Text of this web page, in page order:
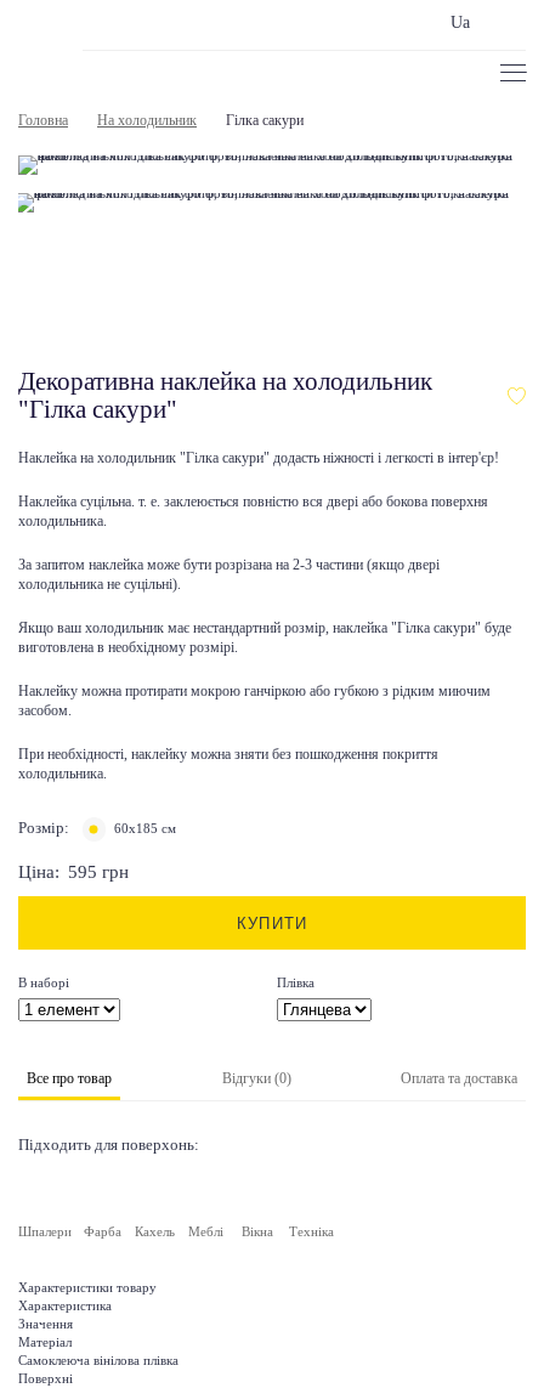
Ua
Головна На холодильник Гілка сакури
Декоративна наклейка на холодильник
"Гілка сакури"
Наклейка на холодильник "Гілка сакури" додасть ніжності і легкості в інтер'єр!
Наклейка суцільна. т. е. заклеюється повністю вся двері або бокова поверхня
холодильника.
За запитом наклейка може бути розрізана на 2-3 частини (якщо двері
холодильника не суцільні).
Якщо ваш холодильник має нестандартний розмір, наклейка "Гілка сакури" буде
виготовлена ​​в необхідному розмірі.
Наклейку можна протирати мокрою ганчіркою або губкою з рідким миючим
засобом.
При необхідності, наклейку можна зняти без пошкодження покриття
холодильника.
Розмір: 60x185 см
Ціна: 595 грн
КУПИТИ
В наборі Плівка
Все про товар Відгуки (0) Оплата та доставка
Підходить для поверхонь:
Шпалери Фарба Кахель Меблі Вікна Техніка
Характеристики товару
Характеристика
Значення
Матеріал
Самоклеюча вінілова плівка
Поверхні